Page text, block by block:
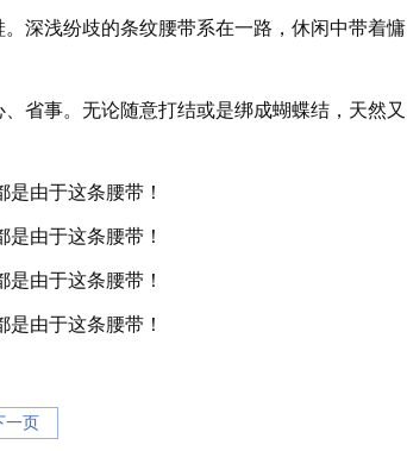
深浅纷歧的条纹腰带系在一路，休闲中带着慵
省事。无论随意打结或是绑成蝴蝶结，天然又
一页